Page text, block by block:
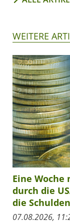
WEITERE
Eine
durch die
die
07.08.2026,